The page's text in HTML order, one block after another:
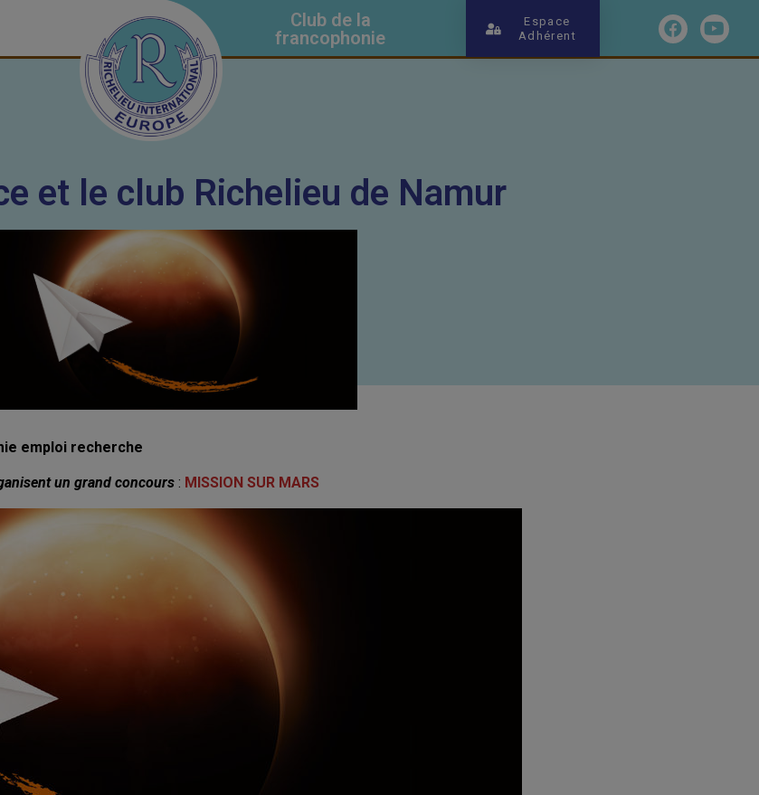
Club de la
francophonie
Espace
Adhérent
et le club Richelieu de Namur
emploi recherche
un grand concours : MISSION SUR MARS